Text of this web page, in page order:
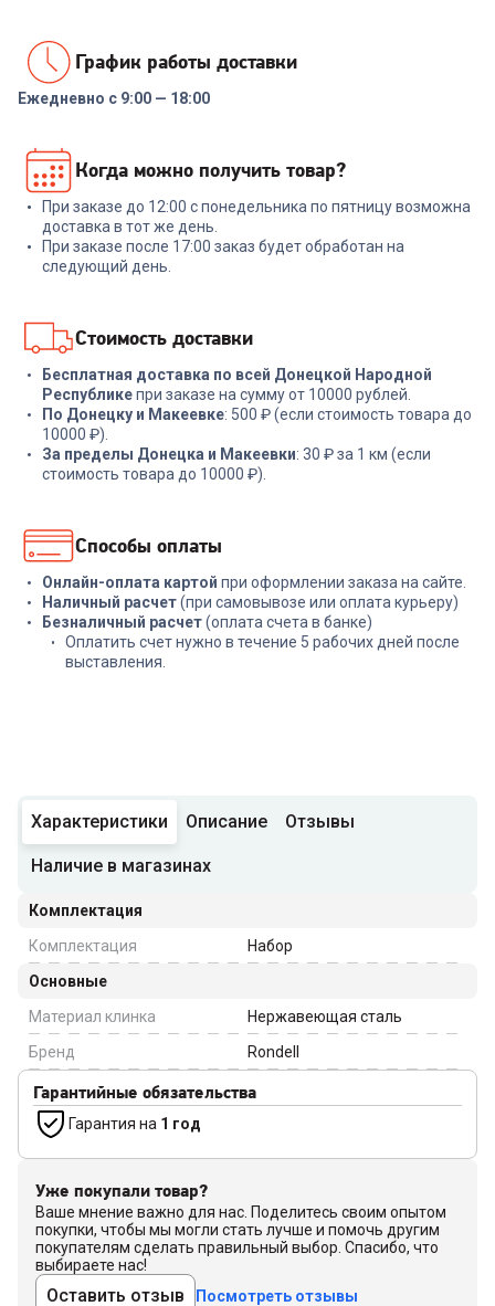
Набор посуды COOLINAR
(92012) 6 предметов
+ 89 бонусов
2 999₽
1291 Prime 8 пред.
18 999₽
График работы доставки
Ежедневно с 9:00 — 18:00
Когда можно получить товар?
При заказе до 12:00 с понедельника по пятницу возможна
доставка в тот же день.
При заказе после 17:00 заказ будет обработан на
следующий день.
Стоимость доставки
Бесплатная доставка по всей Донецкой Народной
Республикепри заказе на сумму от 10000 рублей.
По Донецку и Макеевке: 500 ₽ (если стоимость товара до
10000 ₽).
За пределы Донецка и Макеевки: 30 ₽ за 1 км (если
стоимость товара до 10000 ₽).
Способы оплаты
Онлайн-оплата картой при оформлении заказа на сайте.
Наличный расчет(при самовывозе или оплата курьеру)
Безналичный расчет(оплата счета в банке)
Оплатить счет нужно в течение 5 рабочих дней после
выставления.
Характеристики Описание Отзывы
Наличие в магазинах
Комплектация
Комплектация
Набор
Основные
Материал клинка
Нержавеющая сталь
Бренд
Rondell
Гарантийные обязательства
Гарантия на 1 год
Уже покупали товар?
Ваше мнение важно для нас. Поделитесь своим опытом
покупки, чтобы мы могли стать лучше и помочь другим
покупателям сделать правильный выбор. Спасибо, что
выбираете нас!
Оставить отзыв Посмотреть отзывы